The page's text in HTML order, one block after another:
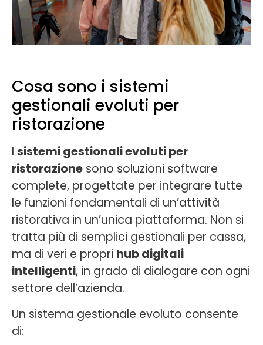
Cosa sono i sistemi
gestionali evoluti per
ristorazione
I sistemi gestionali evoluti per
ristorazione sono soluzioni software
complete, progettate per integrare tutte
le funzioni fondamentali di un’attività
ristorativa in un’unica piattaforma. Non si
tratta più di semplici gestionali per cassa,
ma di veri e propri hub digitali
intelligenti, in grado di dialogare con ogni
settore dell’azienda.
Un sistema gestionale evoluto consente
di: